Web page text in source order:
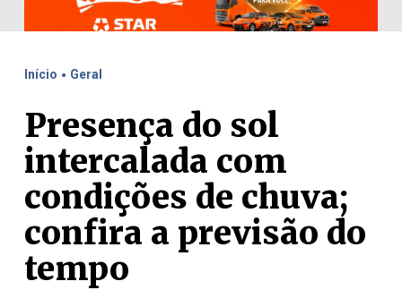
Início . Geral
Presença do sol
intercalada com
condições de chuva;
confira a previsão do
tempo